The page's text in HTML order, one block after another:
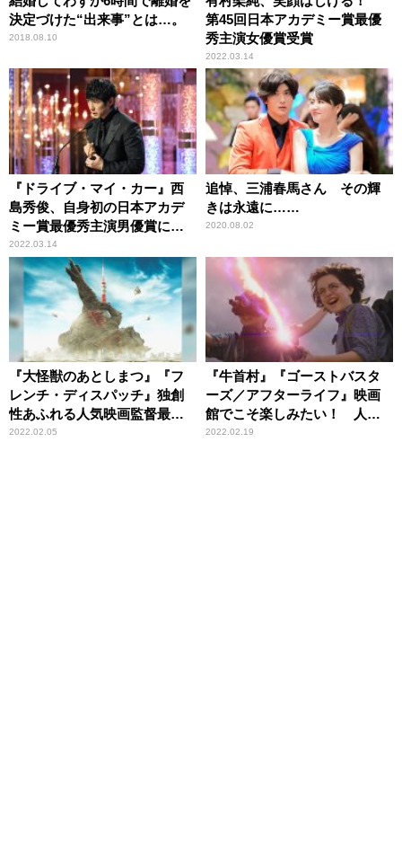
決定づけた“出来事”とは…。
2018.08.10
第45回日本アカデミー賞最優
秀主演女優賞受賞
2022.03.14
『ドライブ・マイ・カー』西
島秀俊、自身初の日本アカデ
ミー賞最優秀主演男優賞に輝
く！
2022.03.14
追悼、三浦春馬さん その輝
きは永遠に……
2020.08.02
『大怪獣のあとしまつ』『フ
レンチ・ディスパッチ』独創
性あふれる人気映画監督最新
作
2022.02.05
『牛首村』『ゴーストバスタ
ーズ／アフターライフ』映画
館でこそ楽しみたい！ 人気
シリーズ最新作たち
2022.02.19